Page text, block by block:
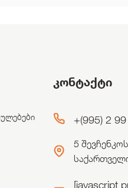
კონტაქტი
+(995) 2
5
[javascript